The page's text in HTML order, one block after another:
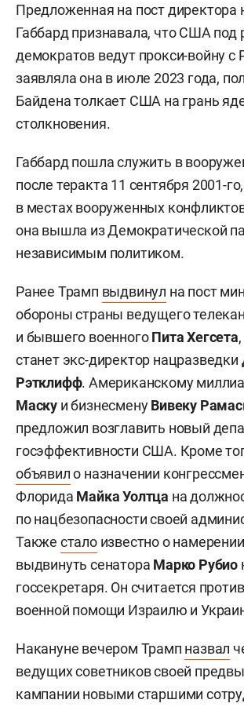
Предложенная на пост директора
Габбард признавала, что США под
демократов ведут прокси-войну с
заявляла она в июле 2023 года,
Байдена толкает США на грань
столкновения.
Габбард пошла служить в
после теракта 11 сентября 2001-
в местах вооруженных
она вышла из Демократической
независимым политиком.
Ранее Трамп выдвинул на пост
обороны страны ведущего
и бывшего военногоПита Хегсета
станет экс-директор нацразведки
Рэтклифф. Американскому
Маску и бизнесменуВивеку
предложил возглавить новый
госэффективности США. Кроме
объявило назначении
Флорида Майка Уолтца на
по нацбезопасности своей
Также сталоизвестно о
выдвинуть сенатора Марко Рубио
госсекретаря. Он считается
военной помощи Израилю и
Накануне вечером Трамп назвал
ведущих советников своей
кампании новыми старшими